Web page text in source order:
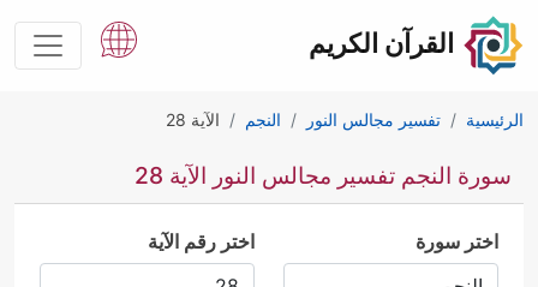
القرآن الكريم
الرئيسية تفسير مجالس النور النجم الآية 28
سورة النجم تفسير مجالس النور الآية 28
اختر سورة اختر رقم الآية